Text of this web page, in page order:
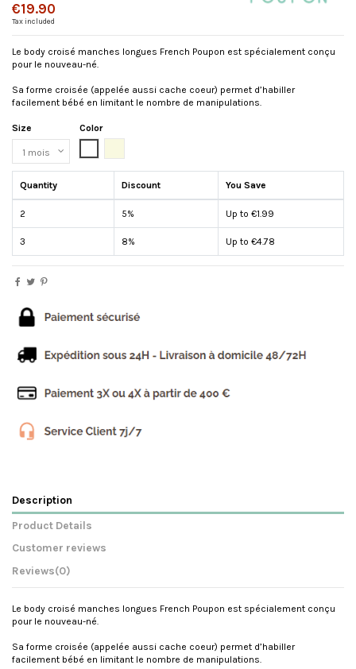
€19.90
Tax included
Le body croisé manches longues French Poupon est spécialement conçu
pour le nouveau-né.
Sa forme croisée (appelée aussi cache coeur) permet d’habiller
facilement bébé en limitant le nombre de manipulations.
Size
Color
Quantity Discount You Save
2 5% Up to €1.99
3 8% Up to €4.78
Description
Product Details
Customer reviews
Reviews(0)
Le body croisé manches longues French Poupon est spécialement conçu
pour le nouveau-né.
Sa forme croisée (appelée aussi cache coeur) permet d’habiller
facilement bébé en limitant le nombre de manipulations.